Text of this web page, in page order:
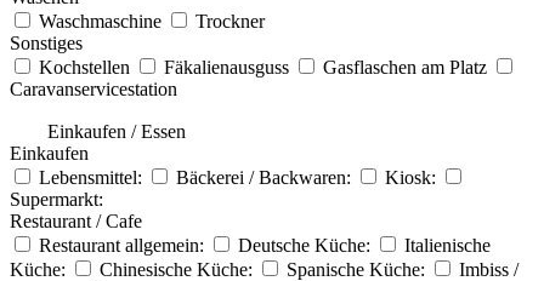
Waschmaschine
Trockner
Sonstiges
Kochstellen
Fäkalienausguss
Gasflaschen am Platz
Caravanservicestation
Einkaufen / Essen
Einkaufen
Lebensmittel:
Bäckerei / Backwaren:
Kiosk:
Supermarkt:
Restaurant / Cafe
Restaurant allgemein:
Deutsche Küche:
Italienische
Küche:
Chinesische Küche: Spanische Küche:
Imbiss /